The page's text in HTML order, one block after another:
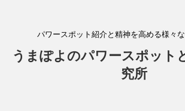
パワースポット紹介と精神を高める様々
うまぽよのパワースポット
究所